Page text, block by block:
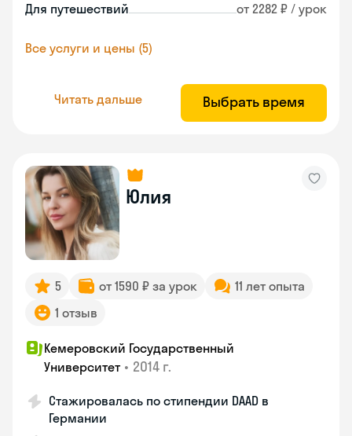
Для путешествий от 2282 ₽ / урок
Все услуги и цены (5)
Читать дальше Выбрать время
Юлия
5 от 1590 ₽ за урок
11 лет опыта
1 отзыв
Кемеровский Государственный
Университет • 2014 г.
Стажировалась по стипендии DAAD в
Германии